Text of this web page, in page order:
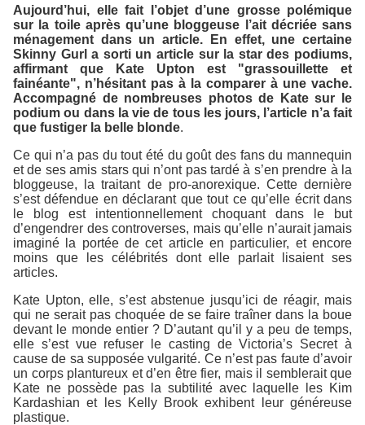
Aujourd’hui, elle fait l’objet d’une grosse polémique
sur la toile après qu’une bloggeuse l’ait décriée sans
ménagement dans un article. En effet, une certaine
Skinny Gurl a sorti un article sur la star des podiums,
affirmant que Kate Upton est "grassouillette et
fainéante", n’hésitant pas à la comparer à une vache.
Accompagné de nombreuses photos de Kate sur le
podium ou dans la vie de tous les jours, l’article n’a fait
que fustiger la belle blonde.
Ce qui n’a pas du tout été du goût des fans du mannequin
et de ses amis stars qui n’ont pas tardé à s’en prendre à la
bloggeuse, la traitant de pro-anorexique. Cette dernière
s’est défendue en déclarant que tout ce qu’elle écrit dans
le blog est intentionnellement choquant dans le but
d’engendrer des controverses, mais qu’elle n’aurait jamais
imaginé la portée de cet article en particulier, et encore
moins que les célébrités dont elle parlait lisaient ses
articles.
Kate Upton, elle, s’est abstenue jusqu’ici de réagir, mais
qui ne serait pas choquée de se faire traîner dans la boue
devant le monde entier ? D’autant qu’il y a peu de temps,
elle s’est vue refuser le casting de Victoria’s Secret à
cause de sa supposée vulgarité. Ce n’est pas faute d’avoir
un corps plantureux et d’en être fier, mais il semblerait que
Kate ne possède pas la subtilité avec laquelle les Kim
Kardashian et les Kelly Brook exhibent leur généreuse
plastique.